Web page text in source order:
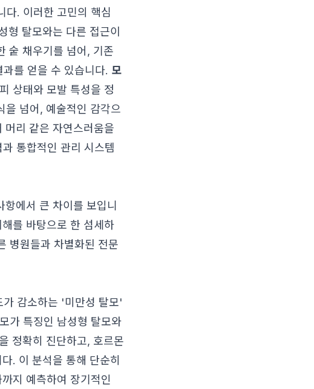
다. 이러한 고민의 핵심
형 탈모와는 다른 접근이
숱 채우기를 넘어, 기존
를 얻을 수 있습니다. 모
상태와 모발 특성을 정
을 넘어, 예술적인 감각으
머리 같은 자연스러움을
통합적인 관리 시스템
에서 큰 차이를 보입니
를 바탕으로 한 섬세하
병원들과 차별화된 전문
가 감소하는 '미만성 탈모'
가 특징인 남성형 탈모와
정확히 진단하고, 호르몬
. 이 분석을 통해 단순히
지 예측하여 장기적인